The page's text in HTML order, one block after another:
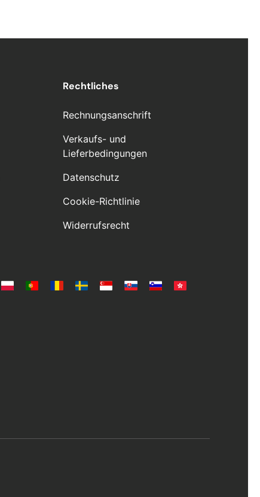
Rechtliches
Rechnungsanschrift
Verkaufs- und
Lieferbedingungen
Datenschutz
Cookie-Richtlinie
Widerrufsrecht